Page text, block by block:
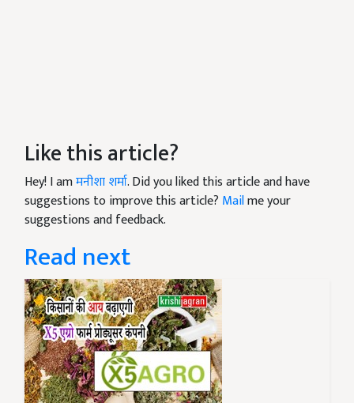
Like this article?
Hey! I amमनीशा शर्मा. Did you liked this article and have
suggestions to improve this article? Mailme your
suggestions and feedback.
Read next